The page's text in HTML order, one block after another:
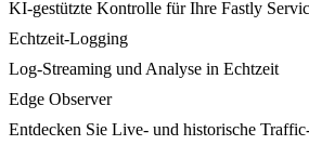
KI-gestützte Kontrolle für Ihre Fastly
Echtzeit-Logging
Log-Streaming und Analyse in Echtzeit
Edge Observer
Entdecken Sie Live- und historische